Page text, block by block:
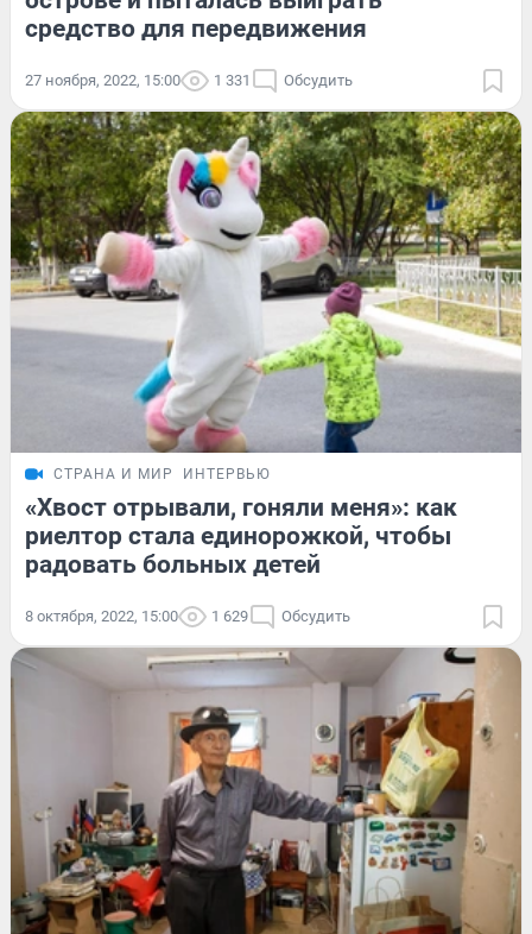
средство для передвижения
27 ноября, 2022, 15:00 1 331 Обсудить
СТРАНА И МИР ИНТЕРВЬЮ
«Хвост отрывали, гоняли меня»: как
риелтор стала единорожкой, чтобы
радовать больных детей
8 октября, 2022, 15:00 1 629 Обсудить